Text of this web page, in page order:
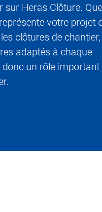
Heras Clôture.
votre projet
clôtures de chantier,
adaptés à chaque
un rôle important